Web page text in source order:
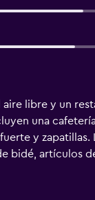
libre y un
una
y
bidé, artículos
días. En el
más abajo